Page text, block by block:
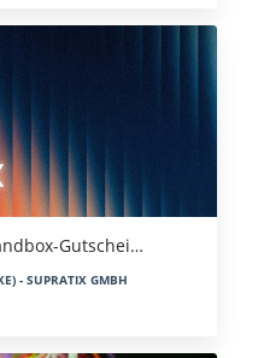
Gutschei…
- SUPRATIX GMBH